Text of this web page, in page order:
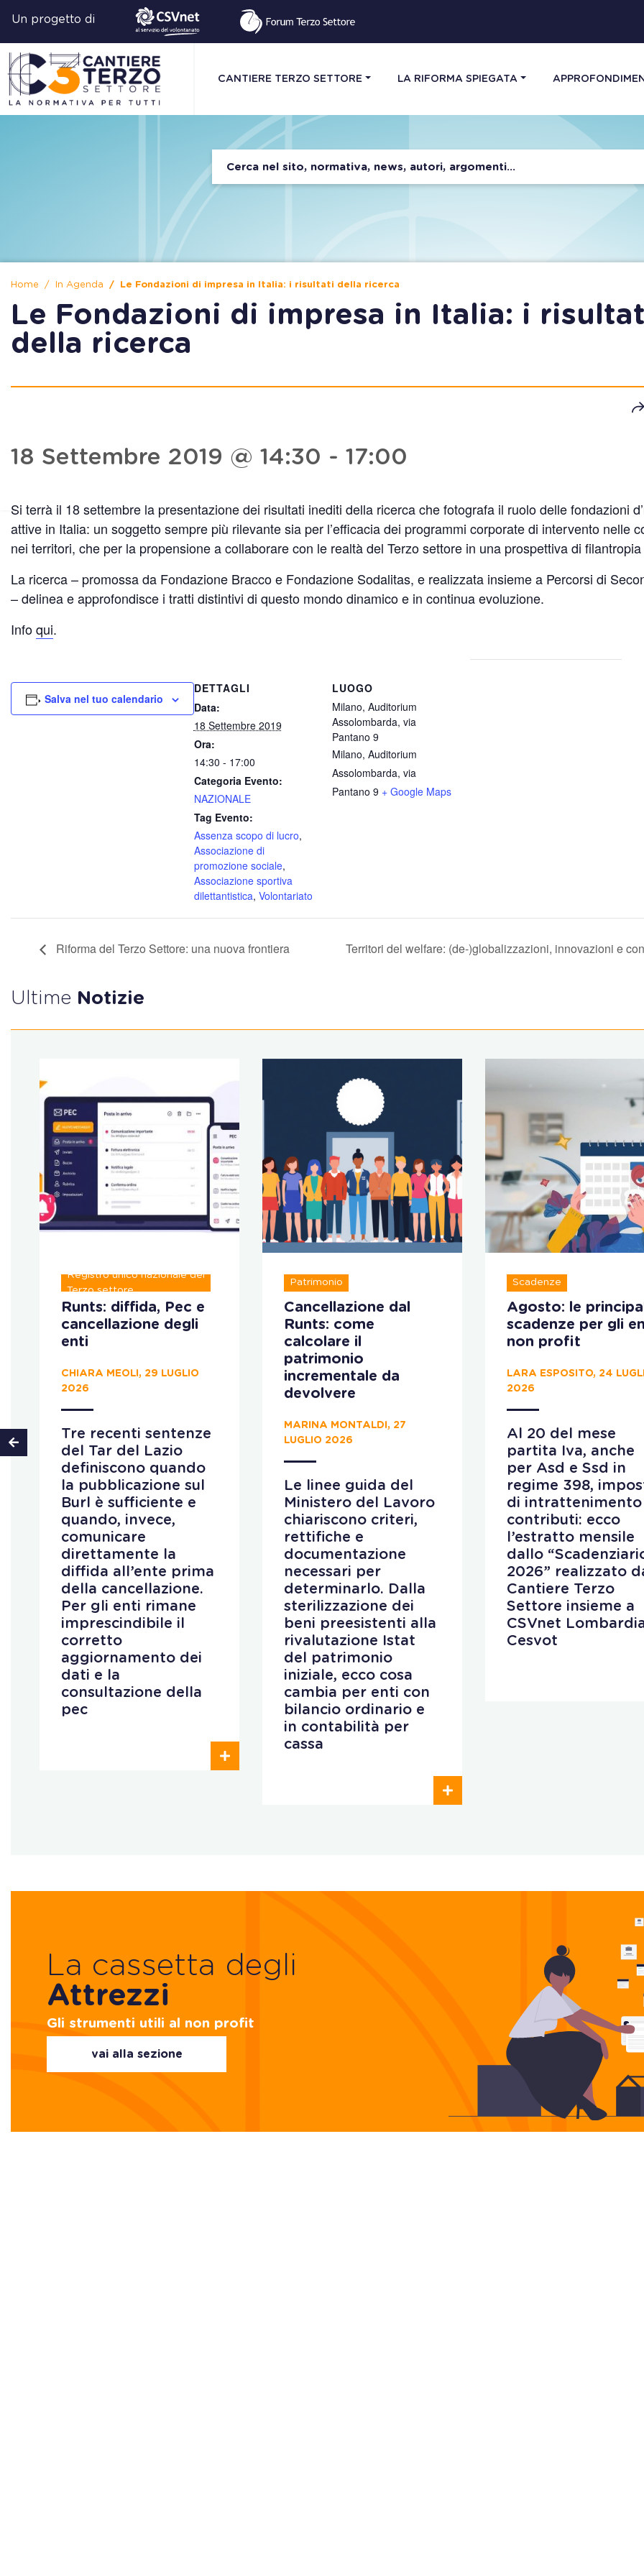
Un progetto di
CANTIERE TERZO SETTORE LA RIFORMA SPIEGATA
Home In Agenda Le Fondazioni di impresa in Italia: i risultati della ricerca
Le Fondazioni di impresa in Italia: i
della ricerca
18 Settembre 2019 @ 14:30 - 17:00
Si terrà il 18 settembre la presentazione dei risultati inediti della ricerca che fotografa il ruolo delle fondazioni
attive in Italia: un soggetto sempre più rilevante sia per l’efficacia dei programmi corporate di intervento nelle
nei territori, che per la propensione a collaborare con le realtà del Terzo settore in una prospettiva di
La ricerca – promossa da Fondazione Bracco e Fondazione Sodalitas, e realizzata insieme a Percorsi di
– delinea e approfondisce i tratti distintivi di questo mondo dinamico e in continua evoluzione.
Infoqui.
Salva nel tuo calendario
DETTAGLI
Data:
18 Settembre 2019
Ora:
14:30 - 17:00
Categoria Evento:
NAZIONALE
Tag Evento:
Assenza scopo di lucro,
Associazione di
promozione sociale,
Associazione sportiva
dilettantistica, Volontariato
LUOGO
Milano, Auditorium
Assolombarda, via
Pantano 9
Milano, Auditorium
Assolombarda, via
Pantano 9 + Google Maps
Riforma del Terzo Settore: una nuova frontiera Territori del welfare: (de-)globalizzazioni, innovazioni e
Ultime Notizie
Registro unico nazionale del
Terzo settore
Runts: diffida, Pec e
cancellazione degli
enti
CHIARA MEOLI, 29 LUGLIO
2026
Tre recenti sentenze
del Tar del Lazio
definiscono quando
la pubblicazione sul
Burl è sufficiente e
quando, invece,
comunicare
direttamente la
diffida all’ente prima
della cancellazione.
Per gli enti rimane
imprescindibile il
corretto
aggiornamento dei
dati e la
consultazione della
pec
Patrimonio
Cancellazione dal
Runts: come
calcolare il
patrimonio
incrementale da
devolvere
MARINA MONTALDI, 27
LUGLIO 2026
Le linee guida del
Ministero del Lavoro
chiariscono criteri,
rettifiche e
documentazione
necessari per
determinarlo. Dalla
sterilizzazione dei
beni preesistenti alla
rivalutazione Istat
del patrimonio
iniziale, ecco cosa
cambia per enti con
bilancio ordinario e
in contabilità per
cassa
Scadenze
Agosto: le
scadenze per gli
non profit
LARA ESPOSITO, 24
2026
Al 20 del mese
partita Iva, anche
per Asd e Ssd in
regime 398,
di intrattenimento
contributi: ecco
l’estratto mensile
dallo
2026” realizzato
Cantiere Terzo
Settore insieme a
CSVnet
Cesvot
La cassetta degli
Attrezzi
Gli strumenti utili al non profit
vai alla sezione